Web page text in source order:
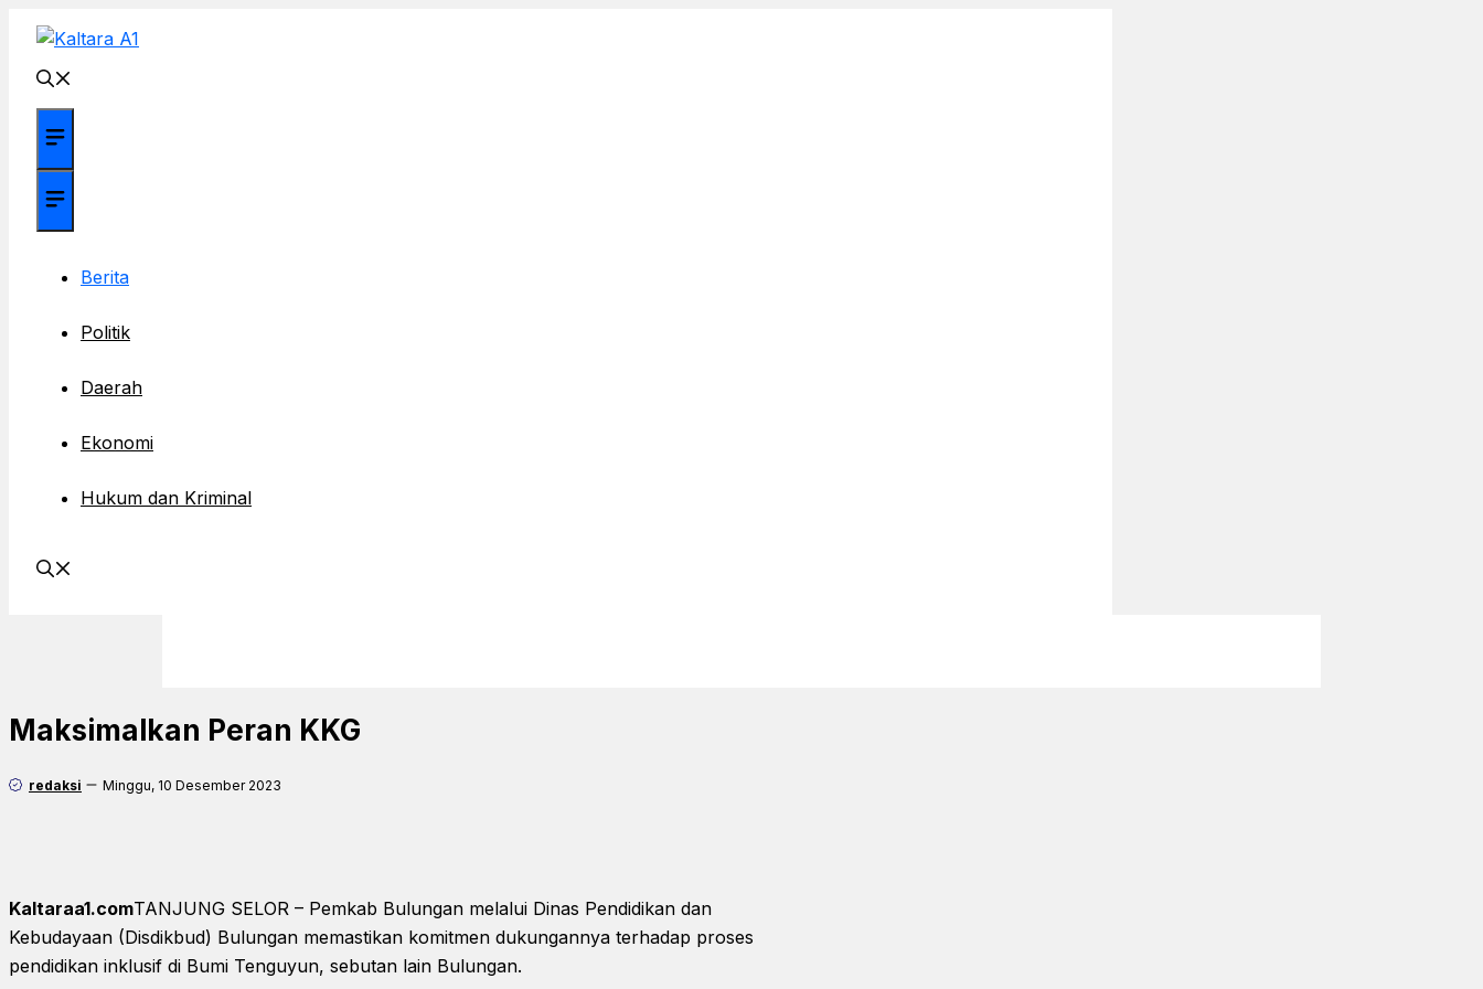
Langsung
Menu
Berita
Politik
Daerah
Ekonomi
Hukum dan Kriminal
Maksimalkan Peran KKG
redaksi Minggu, 10 Desember 2023
Kaltaraa1.comTANJUNG SELOR – Pemkab Bulungan melalui Dinas Pendidikan dan
Kebudayaan (Disdikbud) Bulungan memastikan komitmen dukungannya terhadap proses
pendidikan inklusif di Bumi Tenguyun, sebutan lain Bulungan.